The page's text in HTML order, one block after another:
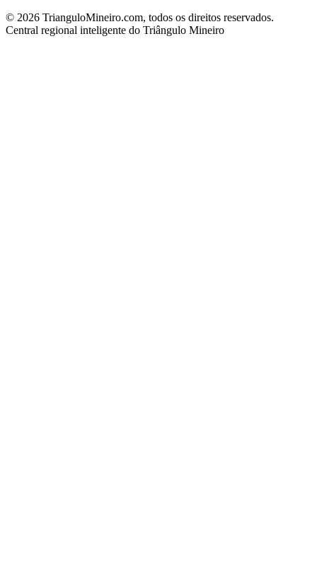
© 2026 TrianguloMineiro.com, todos os direitos reservados.
Central regional inteligente do Triângulo Mineiro